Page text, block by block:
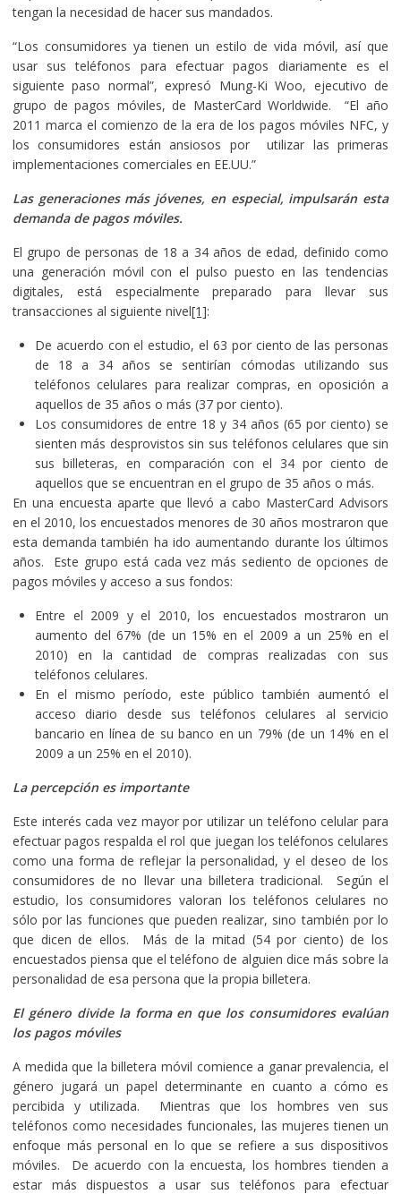
tengan la necesidad de hacer sus mandados.
“Los consumidores ya tienen un estilo de vida móvil, así que
usar sus teléfonos para efectuar pagos diariamente es el
siguiente paso normal”, expresó Mung-Ki Woo, ejecutivo de
grupo de pagos móviles, de MasterCard Worldwide. “El año
2011 marca el comienzo de la era de los pagos móviles NFC, y
los consumidores están ansiosos por utilizar las primeras
implementaciones comerciales en EE.UU.”
Las generaciones más jóvenes, en especial, impulsarán esta
demanda de pagos móviles.
El grupo de personas de 18 a 34 años de edad, definido como
una generación móvil con el pulso puesto en las tendencias
digitales, está especialmente preparado para llevar sus
transacciones al siguiente nivel[1]:
De acuerdo con el estudio, el 63 por ciento de las personas
de 18 a 34 años se sentirían cómodas utilizando sus
teléfonos celulares para realizar compras, en oposición a
aquellos de 35 años o más (37 por ciento).
Los consumidores de entre 18 y 34 años (65 por ciento) se
sienten más desprovistos sin sus teléfonos celulares que sin
sus billeteras, en comparación con el 34 por ciento de
aquellos que se encuentran en el grupo de 35 años o más.
En una encuesta aparte que llevó a cabo MasterCard Advisors
en el 2010, los encuestados menores de 30 años mostraron que
esta demanda también ha ido aumentando durante los últimos
años. Este grupo está cada vez más sediento de opciones de
pagos móviles y acceso a sus fondos:
Entre el 2009 y el 2010, los encuestados mostraron un
aumento del 67% (de un 15% en el 2009 a un 25% en el
2010) en la cantidad de compras realizadas con sus
teléfonos celulares.
En el mismo período, este público también aumentó el
acceso diario desde sus teléfonos celulares al servicio
bancario en línea de su banco en un 79% (de un 14% en el
2009 a un 25% en el 2010).
La percepción es importante
Este interés cada vez mayor por utilizar un teléfono celular para
efectuar pagos respalda el rol que juegan los teléfonos celulares
como una forma de reflejar la personalidad, y el deseo de los
consumidores de no llevar una billetera tradicional. Según el
estudio, los consumidores valoran los teléfonos celulares no
sólo por las funciones que pueden realizar, sino también por lo
que dicen de ellos. Más de la mitad (54 por ciento) de los
encuestados piensa que el teléfono de alguien dice más sobre la
personalidad de esa persona que la propia billetera.
El género divide la forma en que los consumidores evalúan
los pagos móviles
A medida que la billetera móvil comience a ganar prevalencia, el
género jugará un papel determinante en cuanto a cómo es
percibida y utilizada. Mientras que los hombres ven sus
teléfonos como necesidades funcionales, las mujeres tienen un
enfoque más personal en lo que se refiere a sus dispositivos
móviles. De acuerdo con la encuesta, los hombres tienden a
estar más dispuestos a usar sus teléfonos para efectuar